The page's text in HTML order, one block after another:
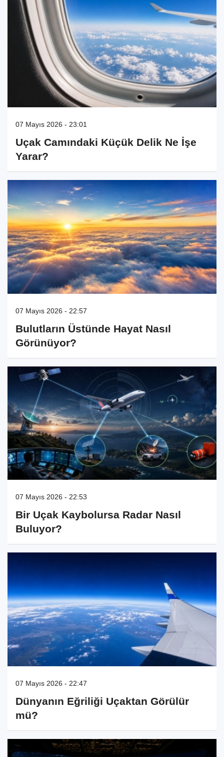
07 Mayıs 2026 - 23:01
Uçak Camındaki Küçük Delik Ne İşe
Yarar?
07 Mayıs 2026 - 22:57
Bulutların Üstünde Hayat Nasıl
Görünüyor?
07 Mayıs 2026 - 22:53
Bir Uçak Kaybolursa Radar Nasıl
Buluyor?
07 Mayıs 2026 - 22:47
Dünyanın Eğriliği Uçaktan Görülür
mü?